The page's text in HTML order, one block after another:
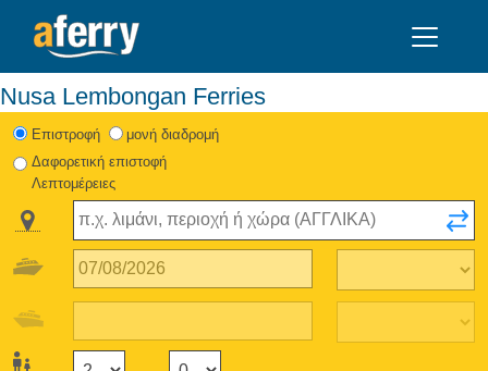
Nusa Lembongan Ferries
Eπιστροφή
μονή διαδρομή
Δαφορετική επιστοφή
Λεπτομέρειες